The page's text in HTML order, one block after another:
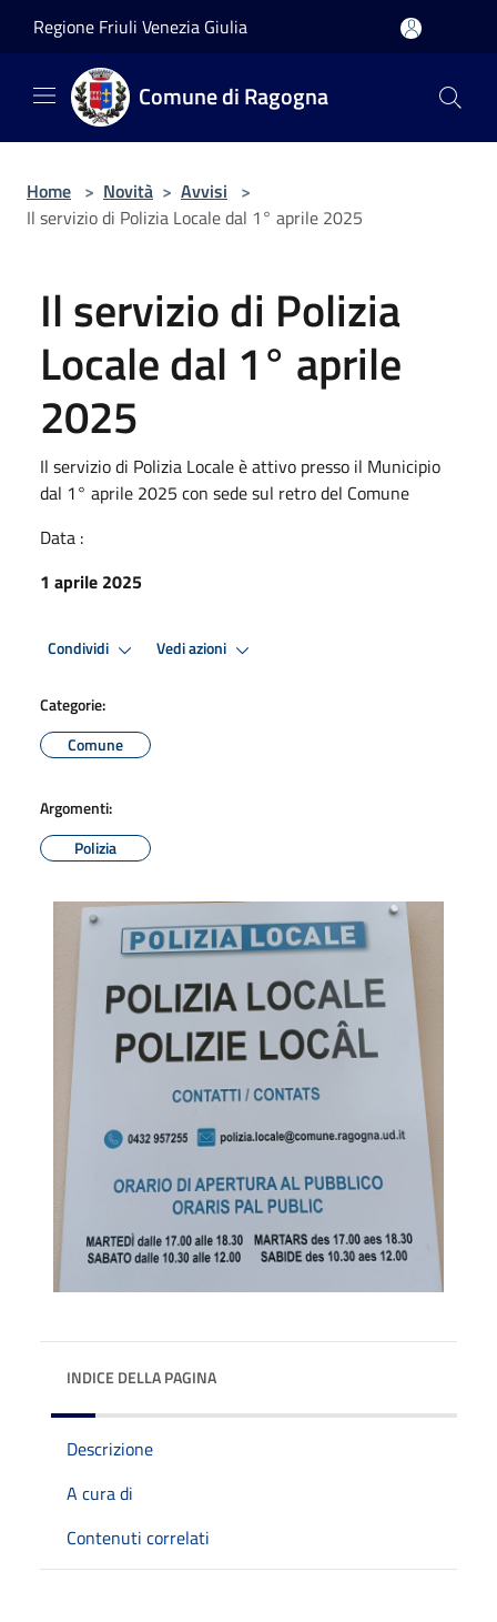
Regione Friuli Venezia Giulia
Comune di Ragogna
Home > Novità > Avvisi >
Il servizio di Polizia Locale dal 1° aprile 2025
Il servizio di Polizia
Locale dal 1° aprile
2025
Il servizio di Polizia Locale è attivo presso il Municipio
dal 1° aprile 2025 con sede sul retro del Comune
Data :
1 aprile 2025
Condividi Vedi azioni
Categorie:
Comune
Argomenti:
Polizia
INDICE DELLA PAGINA
Descrizione
A cura di
Contenuti correlati